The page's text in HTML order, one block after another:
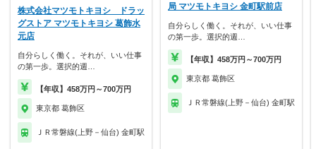
株式会社マツモトキヨシ ドラッ
グストア マツモトキヨシ 葛飾水
元店
自分らしく働く。それが、いい仕事
の第一歩。選択的週…
【年収】458万円～700万円
東京都 葛飾区
ＪＲ常磐線(上野－仙台) 金町駅
局 マツモトキヨシ 金町駅前店
自分らしく働く。それが、いい仕事
の第一歩。選択的週…
【年収】458万円～700万円
東京都 葛飾区
ＪＲ常磐線(上野－仙台) 金町駅